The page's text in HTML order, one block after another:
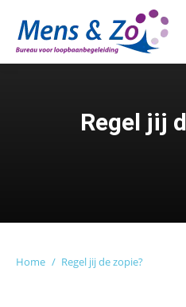
Regel jij
Home Regel jij de zopie?